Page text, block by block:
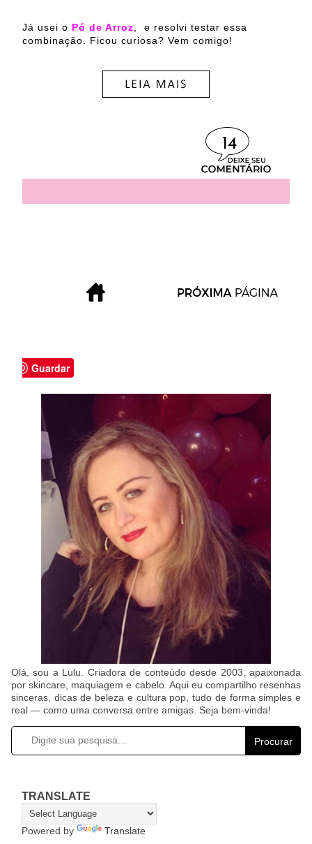
Já usei o Pó de Arroz, e resolvi testar essa
combinação. Ficou curiosa? Vem comigo!
14
Guardar
Olá, sou a Lulu. Criadora de conteúdo desde 2003, apaixonada
por skincare, maquiagem e cabelo. Aqui eu compartilho resenhas
sinceras, dicas de beleza e cultura pop, tudo de forma simples e
real — como uma conversa entre amigas. Seja bem-vinda!
Procurar
TRANSLATE
Powered by Translate